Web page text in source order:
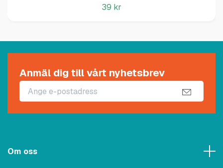
39 kr
Anmäl dig till vårt nyhetsbrev
Om oss